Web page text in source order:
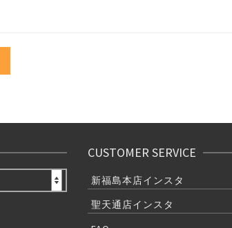
CUSTOMER SERVICE
新福島本店インスタ
聖天通店インスタ